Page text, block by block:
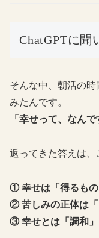
ChatGPTに聞
そんな中、朝活の
みたんです。
「幸せって、なんで
返ってきた答えは、
① 幸せは「得るもの
② 苦しみの正体は「
③ 幸せとは「調和」